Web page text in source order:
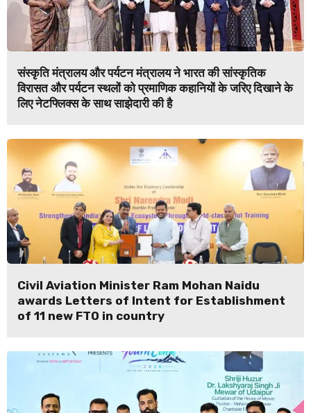
संस्कृति मंत्रालय और पर्यटन मंत्रालय ने भारत की सांस्कृतिक
विरासत और पर्यटन स्थलों को प्रमाणिक कहानियों के जरिए दिखाने के
लिए नेटफ्लिक्स के साथ साझेदारी की है
Civil Aviation Minister Ram Mohan Naidu
awards Letters of Intent for Establishment
of 11 new FTO in country